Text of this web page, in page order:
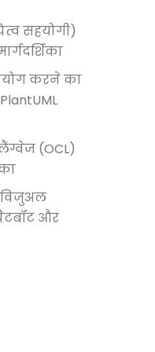
सहयोगी)
करने का
(OCL)
विजुअल
और